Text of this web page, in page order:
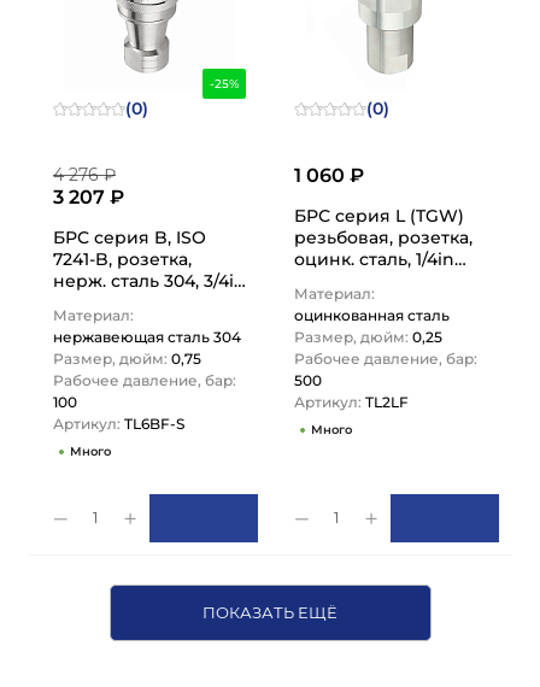
-25%
(0)
4 276 ₽
3 207 ₽
БРС серия B, ISO
7241-B, розетка,
нерж. сталь 304, 3/4in
Материал:
нержавеющая сталь 304
Размер, дюйм: 0,75
Рабочее давление, бар:
100
Артикул: TL6BF-S
Много
1
(0)
1 060 ₽
БРС серия L (TGW)
резьбовая, розетка,
оцинк. сталь, 1/4in
Материал:
оцинкованная сталь
Размер, дюйм: 0,25
Рабочее давление, бар:
500
Артикул: TL2LF
Много
1
ПОКАЗАТЬ ЕЩЁ